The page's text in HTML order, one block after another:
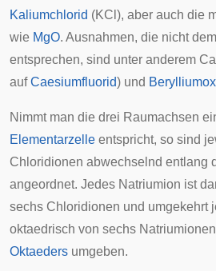
Kaliumchlorid (KCl), aber auch die
wie MgO. Ausnahmen, die nicht
entsprechen, sind unter anderem
aufCaesiumfluorid) und
Nimmt man die drei Raumachsen
Elementarzelle entspricht, so sind
Chloridionen abwechselnd entlang
angeordnet. Jedes Natriumion ist
sechs Chloridionen und umgekehrt
oktaedrisch von sechs
Oktaeders umgeben.